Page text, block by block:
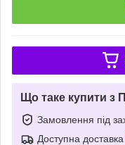
Що таке купити з
Замовлення під
Доступна доставка